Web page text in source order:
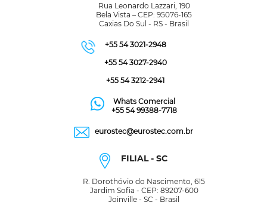
Rua Leonardo Lazzari, 190
Bela Vista – CEP: 95076-165
Caxias Do Sul - RS - Brasil
+55 54 3021-2948
+55 54 3027-2940
+55 54 3212-2941
Whats Comercial
+55 54 99388-7718
eurostec@eurostec.com.br
FILIAL - SC
R. Dorothóvio do Nascimento, 615
Jardim Sofia - CEP: 89207-600
Joinville - SC - Brasil